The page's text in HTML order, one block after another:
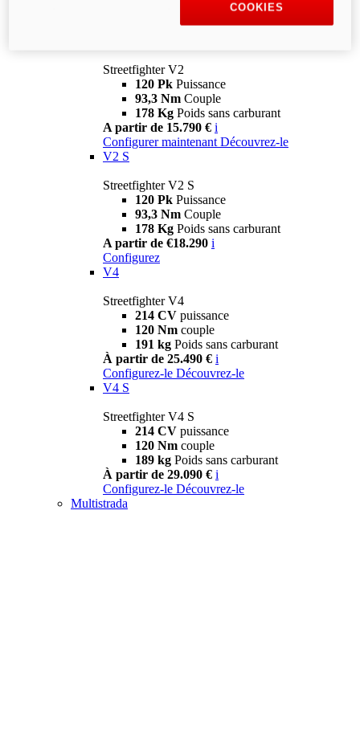
Streetfighter V2
120 Pk Puissance
93,3 Nm Couple
178 Kg Poids sans carburant
A partir de 15.790 € i
Configurer maintenant Découvrez-le
V2 S
Streetfighter V2 S
120 Pk Puissance
93,3 Nm Couple
178 Kg Poids sans carburant
A partir de €18.290 i
Configurez
V4
Streetfighter V4
214 CV puissance
120 Nm couple
191 kg Poids sans carburant
À partir de 25.490 € i
Configurez-le Découvrez-le
V4 S
Streetfighter V4 S
214 CV puissance
120 Nm couple
189 kg Poids sans carburant
À partir de 29.090 € i
Configurez-le Découvrez-le
Multistrada
COOKIES